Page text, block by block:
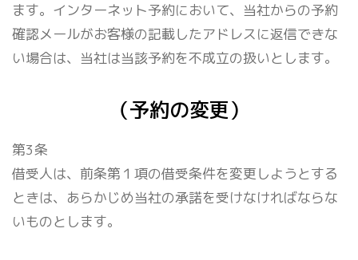
ます。インターネット予約において、当社からの予約
確認メールがお客様の記載したアドレスに返信できな
い場合は、当社は当該予約を不成立の扱いとします。
（予約の変更）
第3条
借受人は、前条第１項の借受条件を変更しようとする
ときは、あらかじめ当社の承諾を受けなければならな
いものとします。